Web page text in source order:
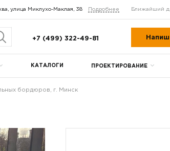
улица Миклухо-Маклая, 38 Подробнее Ближайший
+7 (499) 322-49-81
КАТАЛОГИ ПРОЕКТИРОВАНИЕ
бордюров, г. Минск